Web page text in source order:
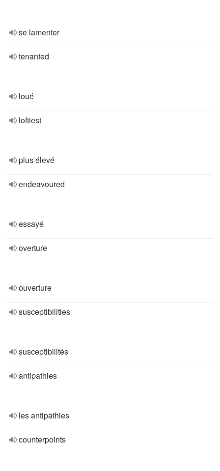
se lamenter
tenanted
loué
loftiest
plus élevé
endeavoured
essayé
overture
ouverture
susceptibilities
susceptibilités
antipathies
les antipathies
counterpoints